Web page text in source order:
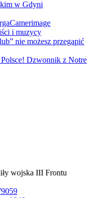
w Gdyni
i muzycy
nie możesz przegapić
Dzwonnik z Notre
wojska III Frontu